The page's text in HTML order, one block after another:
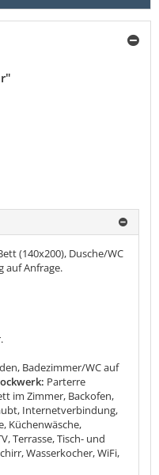
(140x200), Dusche/WC
auf Anfrage.
Badezimmer/WC auf
Parterre
im Zimmer, Backofen,
Internetverbindung,
Küchenwäsche,
Terrasse, Tisch- und
Wasserkocher, WiFi,